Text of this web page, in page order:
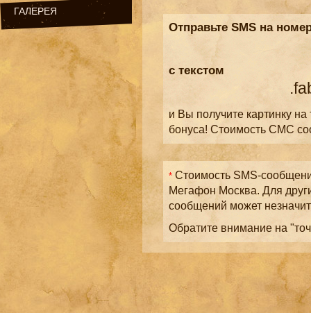
Отправьте SMS на
с текстом
и Вы получите картинку
бонуса! Стоимость СМС
* Стоимость SMS-
Мегафон Москва. Для
сообщений может
Обратите внимание на
ГАЛЕРЕЯ